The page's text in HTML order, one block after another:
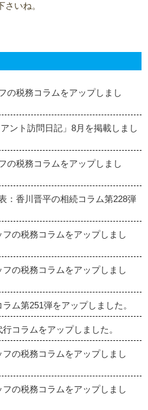
いね。
の税務コラムをアップしまし
ント訪問日記」8月を掲載しまし
の税務コラムをアップしまし
：香川晋平の相続コラム第228弾
の税務コラムをアップしまし
の税務コラムをアップしまし
ム第251弾をアップしました。
コラムをアップしました。
の税務コラムをアップしまし
の税務コラムをアップしまし